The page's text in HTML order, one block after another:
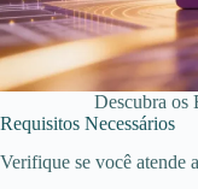
Descubra os
Requisitos Necessários
Verifique se você atende